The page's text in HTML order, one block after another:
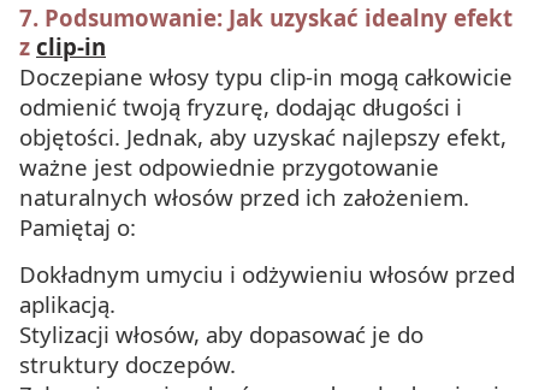
7. Podsumowanie: Jak uzyskać idealny efekt
z clip-in
Doczepiane włosy typu clip-in mogą całkowicie
odmienić twoją fryzurę, dodając długości i
objętości. Jednak, aby uzyskać najlepszy efekt,
ważne jest odpowiednie przygotowanie
naturalnych włosów przed ich założeniem.
Pamiętaj o:
Dokładnym umyciu i odżywieniu włosów przed
aplikacją.
Stylizacji włosów, aby dopasować je do
struktury doczepów.